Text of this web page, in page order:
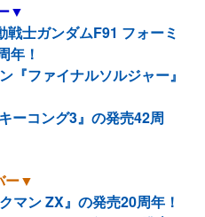
▼
戦士ガンダムF91 フォーミ
年！
『ファイナルソルジャー』
ーコング3』の発売42周
ー▼
マン ZX』の発売20周年！